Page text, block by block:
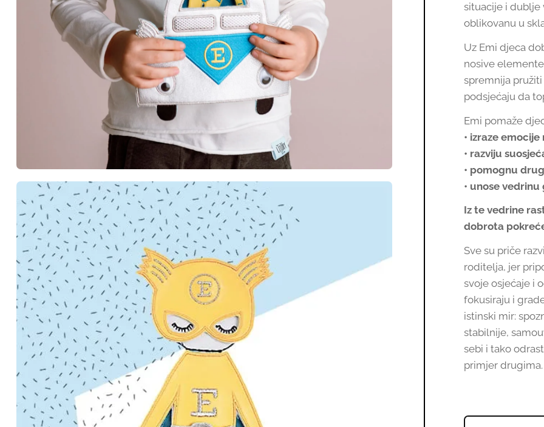
situacije i dublje
oblikovanu u
Uz Emi djeca
nosive
spremnija
podsjećaju da
Emi pomaže
• izraze
• razviju
• pomognu
• unose
Iz te vedrine
dobrota
Sve su priče
roditelja, jer
svoje osjećaje i
fokusiraju i
istinski mir:
stabilnije,
sebi i tako
primjer drugima.